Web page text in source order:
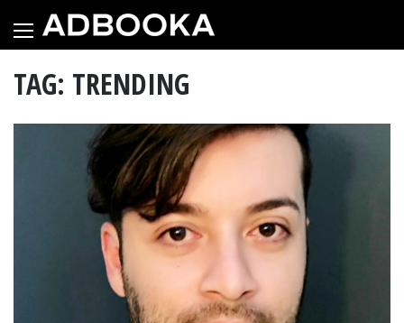
content
TAG: TRENDING